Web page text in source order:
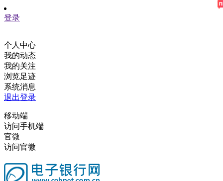
登录
个人中心
我的动态
我的关注
浏览足迹
系统消息
退出登录
移动端
访问手机端
官微
访问官微